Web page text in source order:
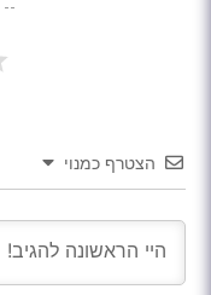
הצטרף כמנוי